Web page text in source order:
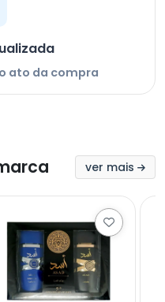
ato da compra
ver mais